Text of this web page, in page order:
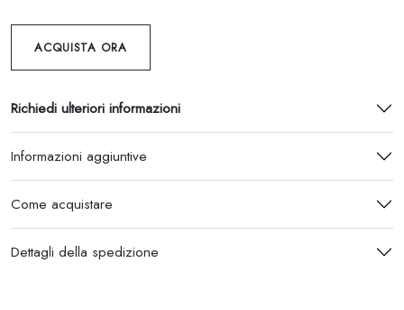
ACQUISTA ORA
Richiedi ulteriori informazioni
Informazioni aggiuntive
Come acquistare
Dettagli della spedizione